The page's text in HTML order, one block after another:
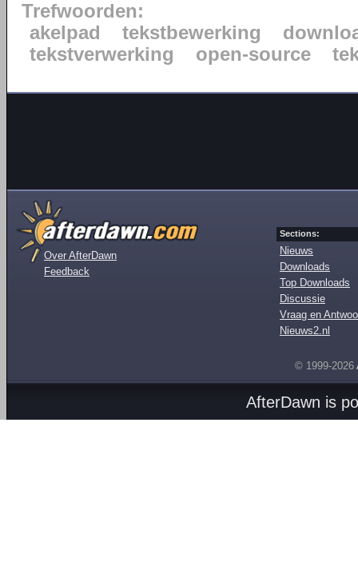
Trefwoorden:
akelpad
tekstbewerking
tekstverwerking
open-source
Over AfterDawn
Feedback
Sections:
Nieuws
Downloads
Top Downloads
Discussie
Vraag en
Nieuws2.nl
© 1999-2026
AfterDawn is